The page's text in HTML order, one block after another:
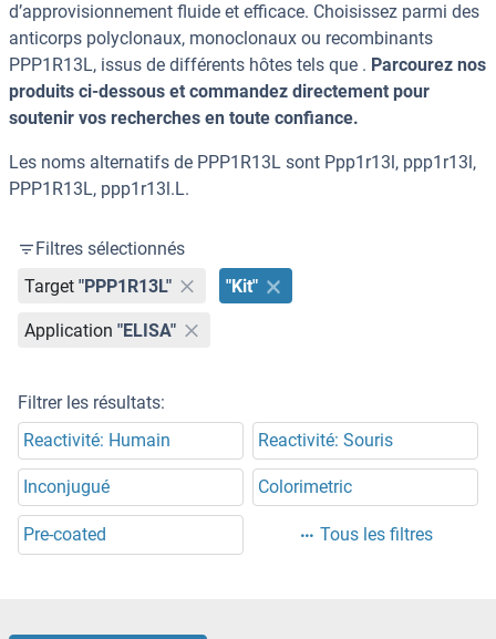
d’approvisionnement fluide et efficace. Choisissez parmi des
anticorps polyclonaux, monoclonaux ou recombinants
PPP1R13L, issus de différents hôtes tels que . Parcourez nos
produits ci-dessous et commandez directement pour
soutenir vos recherches en toute confiance.
Les noms alternatifs de PPP1R13L sont Ppp1r13l, ppp1r13l,
PPP1R13L, ppp1r13l.L.
Filtres sélectionnés
Target "PPP1R13L" "Kit"
Application "ELISA"
Filtrer les résultats:
Reactivité: Humain
Reactivité: Souris
Inconjugué Colorimetric
Pre-coated Tous les filtres